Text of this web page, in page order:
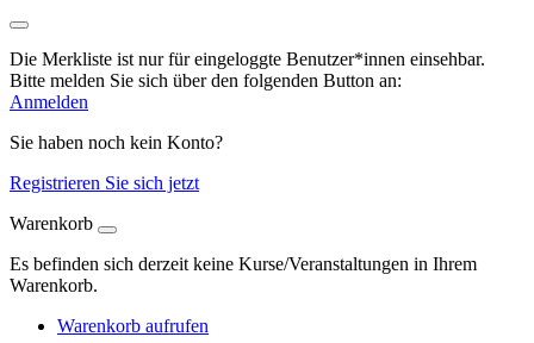
Die Merkliste ist nur für eingeloggte Benutzer*innen einsehbar.
Bitte melden Sie sich über den folgenden Button an:
Anmelden
Sie haben noch kein Konto?
Registrieren Sie sich jetzt
Warenkorb
Es befinden sich derzeit keine Kurse/Veranstaltungen in Ihrem
Warenkorb.
Warenkorb aufrufen